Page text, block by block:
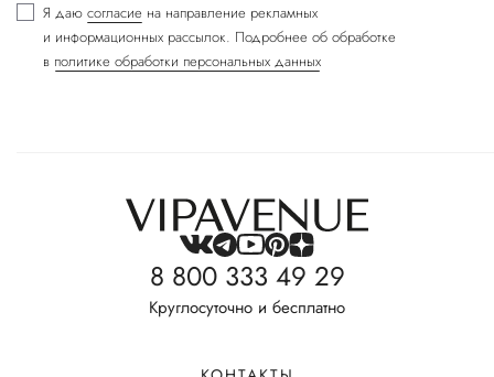
Я даю согласие на направление рекламных
и информационных рассылок. Подробнее об обработке
в политике обработки персональных данных
8 800 333 49 29
Круглосуточно и бесплатно